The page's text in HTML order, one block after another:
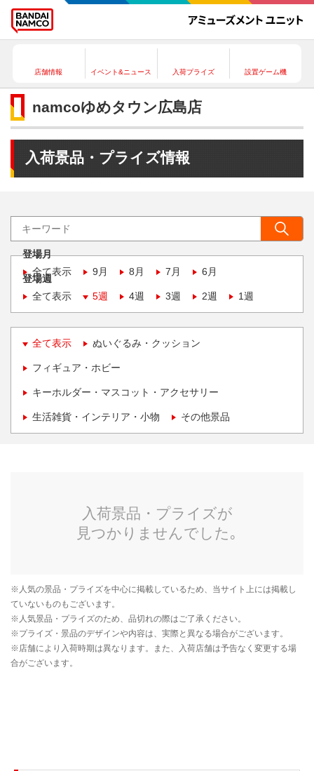
店舗情報 イベント&ニュース 入荷プライズ 設置ゲーム機
namcoゆめタウン広島店
入荷景品・プライズ情報
登場月
全て表示
9月 8月 7月 6月
登場週
全て表示
5週 4週 3週 2週 1週
全て表示 ぬいぐるみ・クッション
フィギュア・ホビー
キーホルダー・マスコット・アクセサリー
生活雑貨・インテリア・小物 その他景品